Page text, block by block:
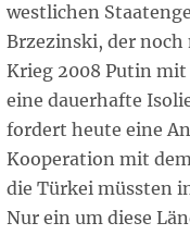
westlichen
Brzezinski, der
Krieg 2008 Putin
eine dauerhafte
fordert heute eine
Kooperation mit
die Türkei müssten
Nur ein um diese